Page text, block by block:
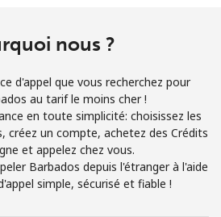
S'inscrire
Bonjour!
ou INSCRIVEZ-VOUS →
nous ?
d'appel que vous recherchez pour
au tarif le moins cher !
en toute simplicité: choisissez les
créez un compte, achetez des Crédits
et appelez chez vous.
Barbados depuis l'étranger à l'aide
simple, sécurisé et fiable !